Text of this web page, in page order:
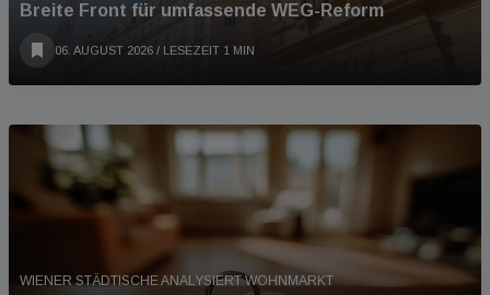
Breite Front für umfassende WEG-Reform
06. AUGUST 2026 / LESEZEIT 1 MIN
WIENER STÄDTISCHE ANALYSIERT WOHNMARKT